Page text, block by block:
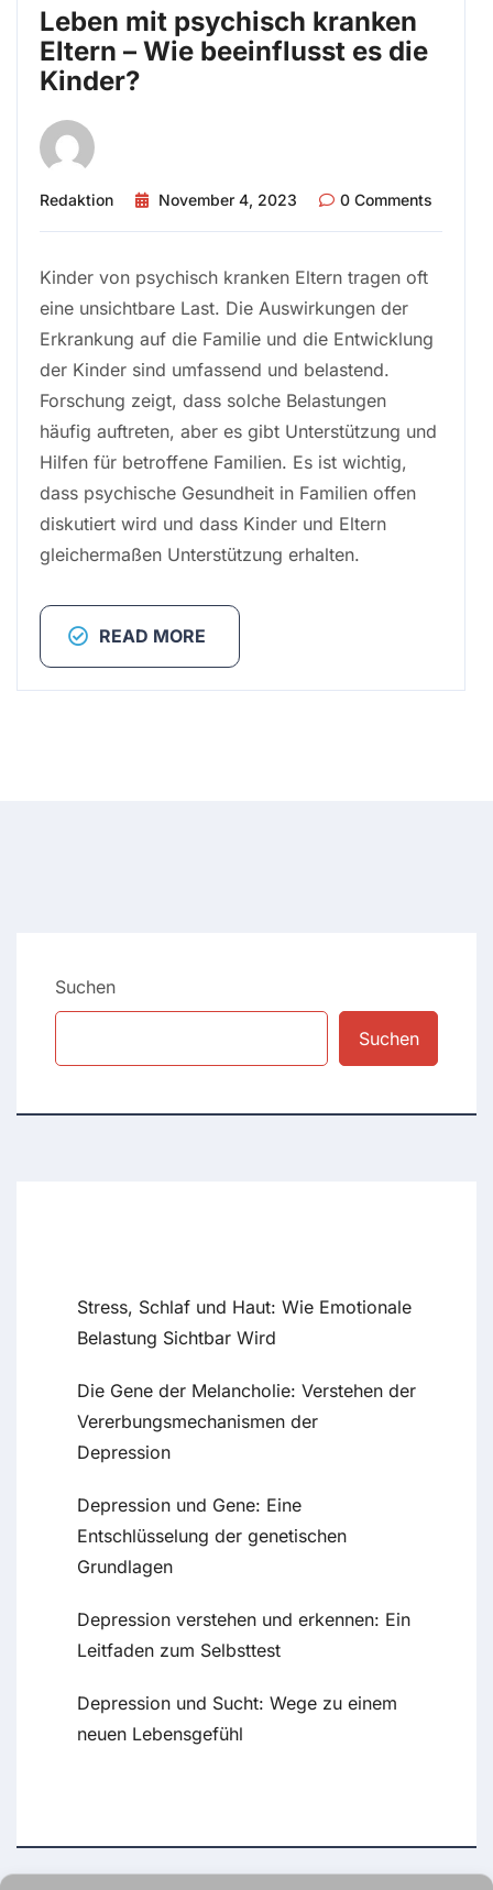
Leben mit psychisch kranken
Eltern – Wie beeinflusst es die
Kinder?
Redaktion November 4, 2023 0 Comments
Kinder von psychisch kranken Eltern tragen oft
eine unsichtbare Last. Die Auswirkungen der
Erkrankung auf die Familie und die Entwicklung
der Kinder sind umfassend und belastend.
Forschung zeigt, dass solche Belastungen
häufig auftreten, aber es gibt Unterstützung und
Hilfen für betroffene Familien. Es ist wichtig,
dass psychische Gesundheit in Familien offen
diskutiert wird und dass Kinder und Eltern
gleichermaßen Unterstützung erhalten.
READ MORE
Suchen
Suchen
Stress, Schlaf und Haut: Wie Emotionale
Belastung Sichtbar Wird
Die Gene der Melancholie: Verstehen der
Vererbungsmechanismen der
Depression
Depression und Gene: Eine
Entschlüsselung der genetischen
Grundlagen
Depression verstehen und erkennen: Ein
Leitfaden zum Selbsttest
Depression und Sucht: Wege zu einem
neuen Lebensgefühl